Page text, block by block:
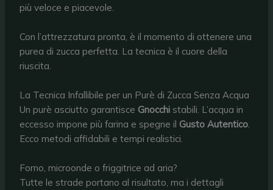
più veloce e piacevole.
Con l’attrezzatura pronta, è il momento di ottenere una
purea di zucca perfetta. La tecnica è il cuore della
riuscita.
La Tecnica Infallibile per un Purè di Zucca Senza Acqua
Un purè asciutto garantisce Gnocchi stabili. L’acqua in
eccesso impone più farina e spegne il Gusto Autentico.
Ecco metodi affidabili e tempi realistici.
Forno, microonde o friggitrice ad aria?
Tutte le strade portano al risultato, ma i dettagli